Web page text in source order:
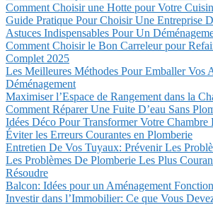
Comment Choisir une Hotte pour Votre
Guide Pratique Pour Choisir Une Entreprise
Astuces Indispensables Pour Un
Comment Choisir le Bon Carreleur pour
Complet 2025
Les Meilleures Méthodes Pour Emballer Vos
Déménagement
Maximiser l’Espace de Rangement dans la
Comment Réparer Une Fuite D’eau Sans
Idées Déco Pour Transformer Votre
Éviter les Erreurs Courantes en Plomberie
Entretien De Vos Tuyaux: Prévenir Les
Les Problèmes De Plomberie Les Plus
Résoudre
Balcon: Idées pour un Aménagement
Investir dans l’Immobilier: Ce que Vous